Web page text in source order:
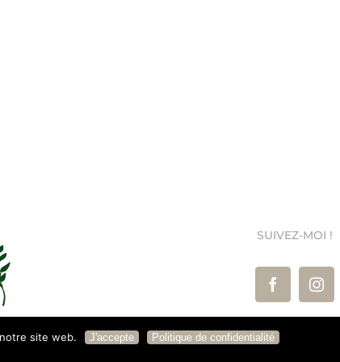
SUIVEZ-MOI !
| Conditions Générales de Vente
site web. J'accepte Politique de confidentialité